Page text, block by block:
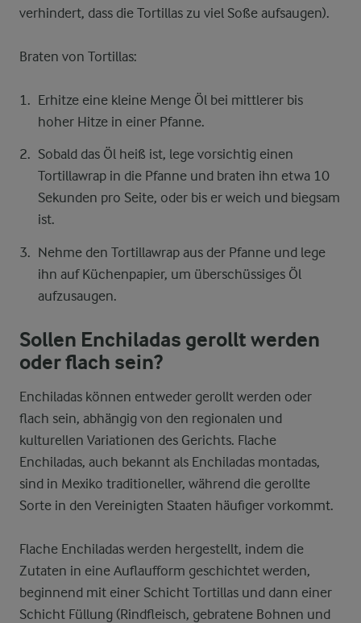
verhindert, dass die Tortillas zu viel Soße aufsaugen).
Braten von Tortillas:
Erhitze eine kleine Menge Öl bei mittlerer bis
hoher Hitze in einer Pfanne.
Sobald das Öl heiß ist, lege vorsichtig einen
Tortillawrap in die Pfanne und braten ihn etwa 10
Sekunden pro Seite, oder bis er weich und biegsam
ist.
Nehme den Tortillawrap aus der Pfanne und lege
ihn auf Küchenpapier, um überschüssiges Öl
aufzusaugen.
Sollen Enchiladas gerollt werden
oder flach sein?
Enchiladas können entweder gerollt werden oder
flach sein, abhängig von den regionalen und
kulturellen Variationen des Gerichts. Flache
Enchiladas, auch bekannt als Enchiladas montadas,
sind in Mexiko traditioneller, während die gerollte
Sorte in den Vereinigten Staaten häufiger vorkommt.
Flache Enchiladas werden hergestellt, indem die
Zutaten in eine Auflaufform geschichtet werden,
beginnend mit einer Schicht Tortillas und dann einer
Schicht Füllung (Rindfleisch, gebratene Bohnen und